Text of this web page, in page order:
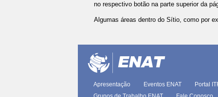
no respectivo botão na parte superior da
Algumas áreas dentro do Sítio, como por
documento
Apresentação Eventos ENAT Portal